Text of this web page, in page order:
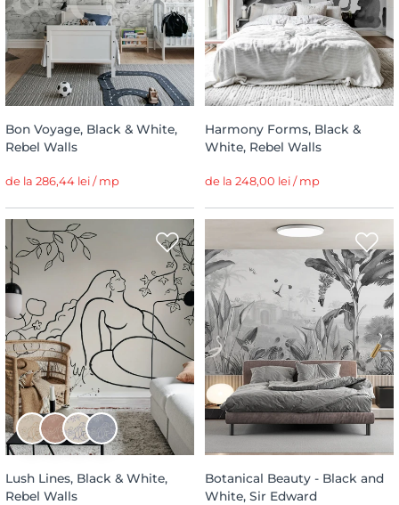
Bon Voyage, Black & White,
Rebel Walls
de la 286,44 lei / mp
Harmony Forms, Black &
White, Rebel Walls
de la 248,00 lei / mp
Lush Lines, Black & White,
Rebel Walls
Botanical Beauty - Black and
White, Sir Edward